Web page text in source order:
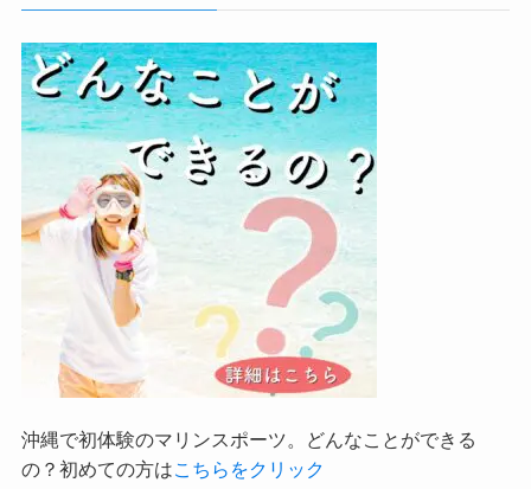
沖縄で初体験のマリンスポーツ。どんなことができる
の？初めての方はこちらをクリック